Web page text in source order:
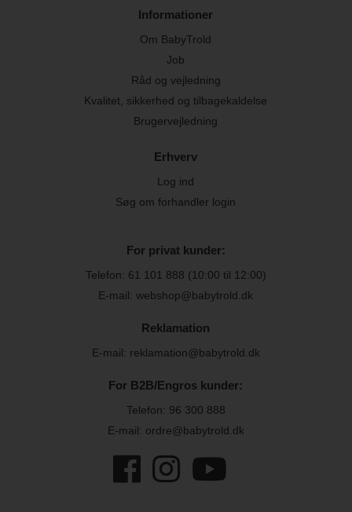
Informationer
Om BabyTrold
Job
Råd og vejledning
Kvalitet, sikkerhed og tilbagekaldelse
Brugervejledning
Erhverv
Log ind
Søg om forhandler login
For privat kunder:
Telefon: 61 101 888 (10:00 til 12:00)
E-mail: webshop@babytrold.dk
Reklamation
E-mail: reklamation@babytrold.dk
For B2B/Engros kunder:
Telefon: 96 300 888
E-mail: ordre@babytrold.dk